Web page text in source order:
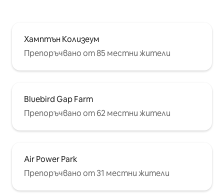
Хамптън Колизеум
Препоръчвано от 85 местни жители
Bluebird Gap Farm
Препоръчвано от 62 местни жители
Air Power Park
Препоръчвано от 31 местни жители